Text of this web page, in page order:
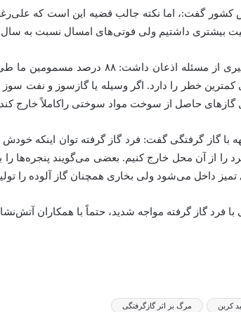
بیشتری داشتیم ولی فوتی‌های امسال نسبت به سال
وی در رابطه با راهکار
کمترین خطر را دارد. اگر وسیله یا گازسوز و
گاز‌های حاصل از سوخت مواد سوختی راکاملاً خارج
با گاز گرفتگی گفت: فرد گاز گرفته توان اینکه
را از آن محل خارج کنیم. بعضی می‌گویند پنجره‌ها را
تمیز داخل می‌شود ولی بخاری همچنان گاز آلوده را
فرد گاز گرفته مواجه شدید، حتماً با همکاران
کربن مرگ بر اثر گازگرفتگی